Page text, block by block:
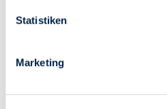
Statistiken
Marketing
Wir
dein